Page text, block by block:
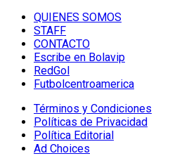
QUIENES SOMOS
STAFF
CONTACTO
Escribe en Bolavip
RedGol
Futbolcentroamerica
Términos y Condiciones
Políticas de Privacidad
Política Editorial
Ad Choices